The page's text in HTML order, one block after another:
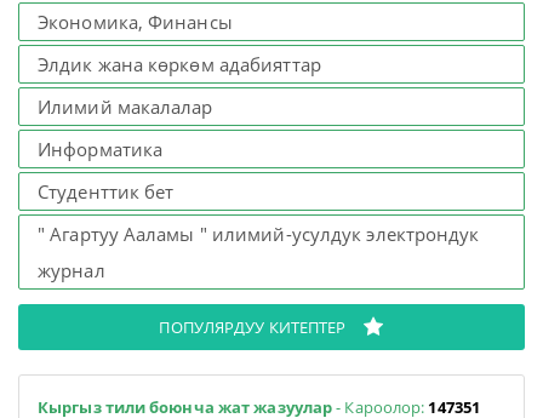
Экономика, Финансы
Элдик жана көркөм адабияттар
Илимий макалалар
Информатика
Студенттик бет
" Агартуу Ааламы " илимий-усулдук электрондук
журнал
ПОПУЛЯРДУУ КИТЕПТЕР
Кыргыз тили боюнча жат жазуулар- Кароолор: 147351